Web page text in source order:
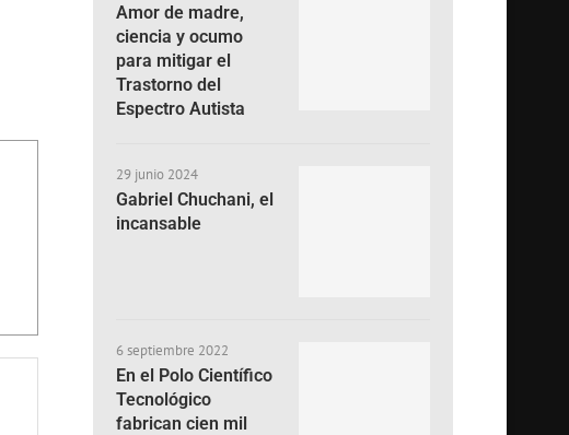
Amor de madre,
ciencia y ocumo
para mitigar el
Trastorno del
Espectro Autista
29 junio 2024
Gabriel Chuchani, el
incansable
6 septiembre 2022
En el Polo Científico
Tecnológico
fabrican cien mil